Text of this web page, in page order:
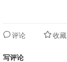
评论 收藏
写评论